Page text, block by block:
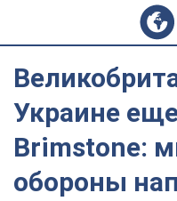
Украине
Brimstone:
обороны